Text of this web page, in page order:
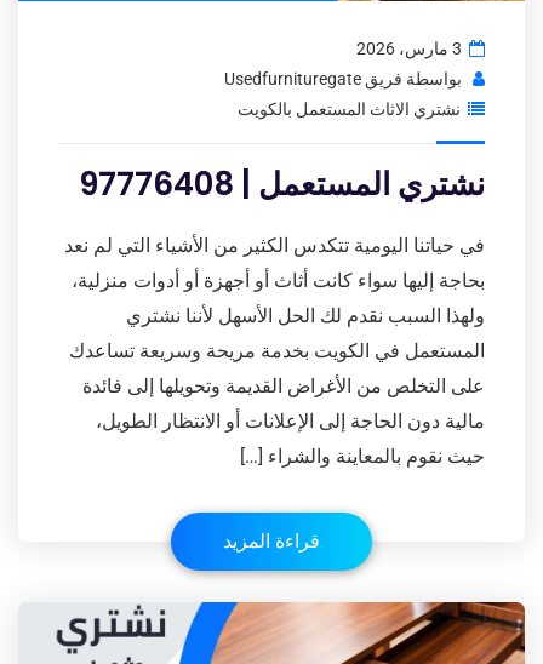
3 مارس، 2026
بواسطة فريق Usedfurnituregate
نشتري الاثاث المستعمل بالكويت
نشتري المستعمل | 97776408
في حياتنا اليومية تتكدس الكثير من الأشياء التي لم نعد
بحاجة إليها سواء كانت أثاث أو أجهزة أو أدوات منزلية،
ولهذا السبب نقدم لك الحل الأسهل لأننا نشتري
المستعمل في الكويت بخدمة مريحة وسريعة تساعدك
على التخلص من الأغراض القديمة وتحويلها إلى فائدة
مالية دون الحاجة إلى الإعلانات أو الانتظار الطويل،
حيث نقوم بالمعاينة والشراء […]
قراءة المزيد